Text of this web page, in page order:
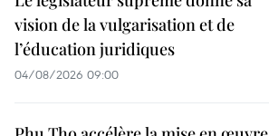
vision de la vulgarisation et de
l’éducation juridiques
04/08/2026 09:00